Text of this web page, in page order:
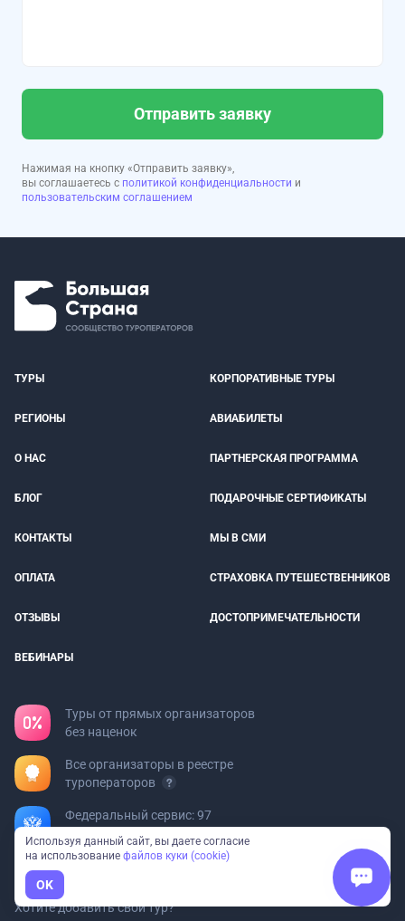
Отправить заявку
Нажимая на кнопку «Отправить заявку»,
вы соглашаетесь с политикой конфиденциальности и
пользовательским соглашением
ТУРЫ КОРПОРАТИВНЫЕ ТУРЫ
РЕГИОНЫ АВИАБИЛЕТЫ
О НАС ПАРТНЕРСКАЯ ПРОГРАММА
БЛОГ ПОДАРОЧНЫЕ СЕРТИФИКАТЫ
КОНТАКТЫ МЫ В СМИ
ОПЛАТА СТРАХОВКА ПУТЕШЕСТВЕННИКОВ
ОТЗЫВЫ ДОСТОПРИМЕЧАТЕЛЬНОСТИ
ВЕБИНАРЫ
Туры от прямых организаторов
без наценок
Все организаторы в реестре
туроператоров
Федеральный сервис: 97
направлений и 23 вида отдыха
Турфирмам
Хотите добавить свой тур?
Используя данный сайт, вы даете согласие
на использование файлов куки (cookie)
OK